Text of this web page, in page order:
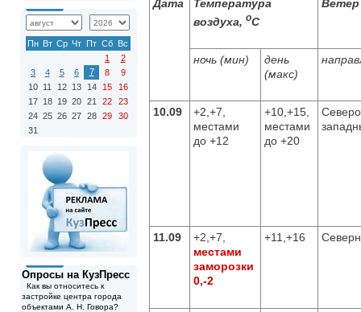
Пн Вт Ср Чт Пт Сб Вс
1
2
3
4 5 6 7 8
9
10 11 12 13 14 15
16
17 18 19 20 21 22
23
24 25 26 27 28 29
30
31
Опросы на КузПресс
Как вы относитесь к
застройке центра города
объектами А. Н. Говора?
Дата
Температура
воздуха,оС
Ветер
ночь (мин)
день
(макс)
10.09
+2,+7,
местами
до +12
+10,+15,
местами
до +20
11.09
+2,+7,
местами
заморозки
0,-2
+11,+16